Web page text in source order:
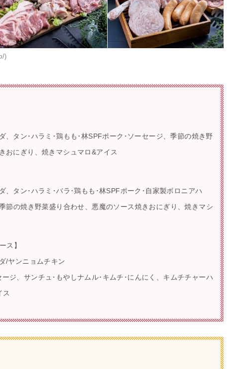
)
、タン･ハラミ･鶏もも･林SPFポーク･ソーセージ、季節の焼き野
おにぎり、焼きマシュマロ&アイス
、タン･ハラミ･バラ･鶏もも･林SPFポーク･自家製ボロニアハ
節の焼き野菜盛り合わせ、悪魔のソース焼きおにぎり、焼きマシ
ス】
/ヤンニョムチキン
ジ、サンチュ･もやしナムル･キムチ･にんにく、キムチチャーハ
ス